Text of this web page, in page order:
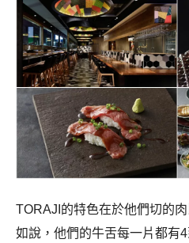
TORAJI的特色在於他們切的
如說，他們的牛舌每一片都有